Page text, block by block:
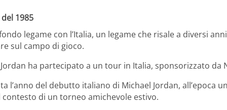
1985
legame con l’Italia, un legame che risale a diversi
sul campo di gioco.
ha partecipato a un tour in Italia, sponsorizzato da
l’anno del debutto italiano di Michael Jordan, all’epoca
contesto di un torneo amichevole estivo.